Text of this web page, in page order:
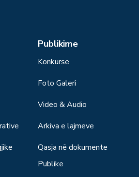
Publikime
Konkurse
Foto Galeri
Video & Audio
Arkiva e lajmeve
Qasja në dokumente
Publike